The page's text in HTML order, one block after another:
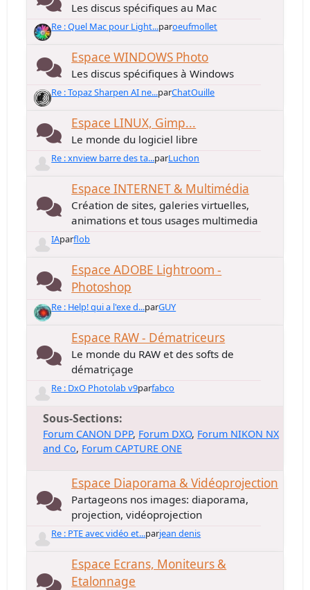
Les discus spécifiques au Mac
Re : Quel Mac pour Light...paroeufmollet
Espace WINDOWS Photo
Les discus spécifiques à Windows
Re : Topaz Sharpen AI ne...parChatOuille
Espace LINUX, Gimp...
Le monde du logiciel libre
Re : xnview barre des ta...parLuchon
Espace INTERNET & Multimédia
Création de sites, galeries virtuelles,
animations et tous usages multimedia
IAparflob
Espace ADOBE Lightroom -
Photoshop
Re : Help! qui a l'exe d...parGUY
Espace RAW - Dématriceurs
Le monde du RAW et des softs de
dématriçage
Re : DxO Photolab v9parfabco
Sous-Sections
Forum CANON DPP Forum DXO Forum NIKON NX
and Co Forum CAPTURE ONE
Espace Diaporama & Vidéoprojection
Partageons nos images: diaporama,
projection, vidéoprojection
Re : PTE avec vidéo et...parjean denis
Espace Ecrans, Moniteurs &
Etalonnage